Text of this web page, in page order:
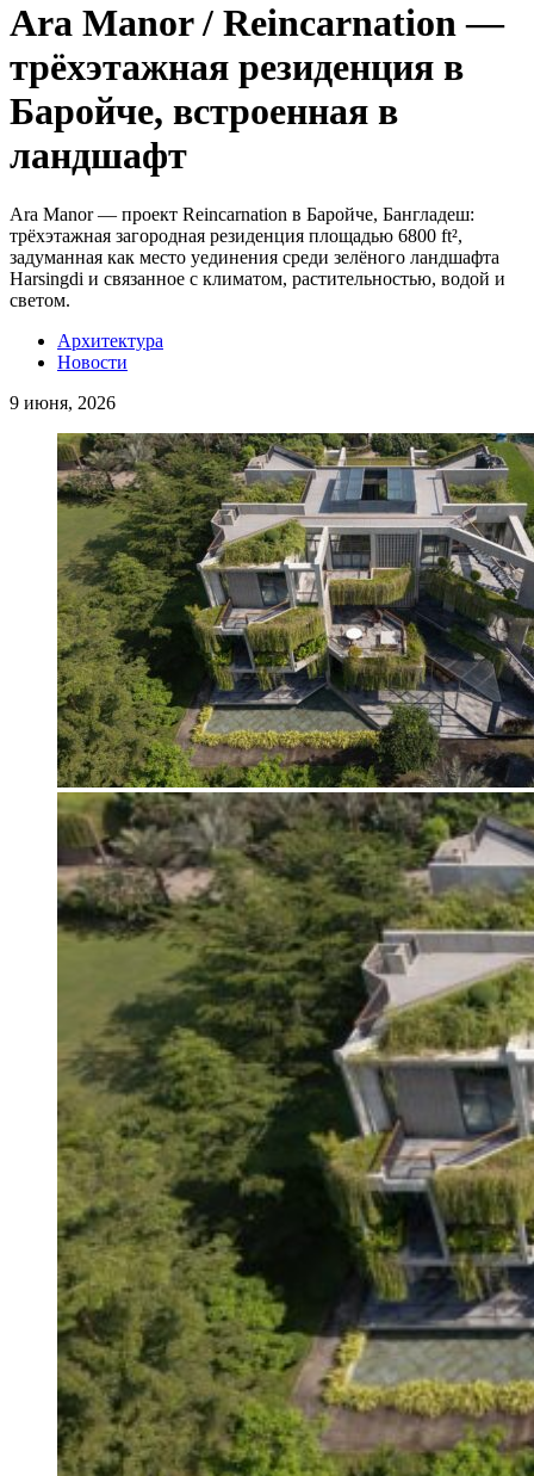
Ara Manor / Reincarnation —
трёхэтажная резиденция в
Баройче, встроенная в
ландшафт
Ara Manor — проект Reincarnation в Баройче, Бангладеш:
трёхэтажная загородная резиденция площадью 6800 ft²,
задуманная как место уединения среди зелёного ландшафта
Нarsingdi и связанное с климатом, растительностью, водой и
светом.
Архитектура
Новости
9 июня, 2026